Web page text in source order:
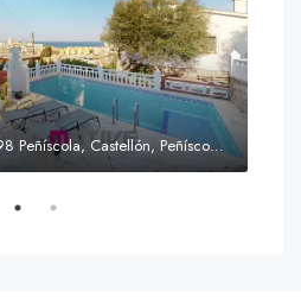
C. Guatemala, 6, 12598 Peñíscola, Castellón, Peñíscola, Communauté valencienne